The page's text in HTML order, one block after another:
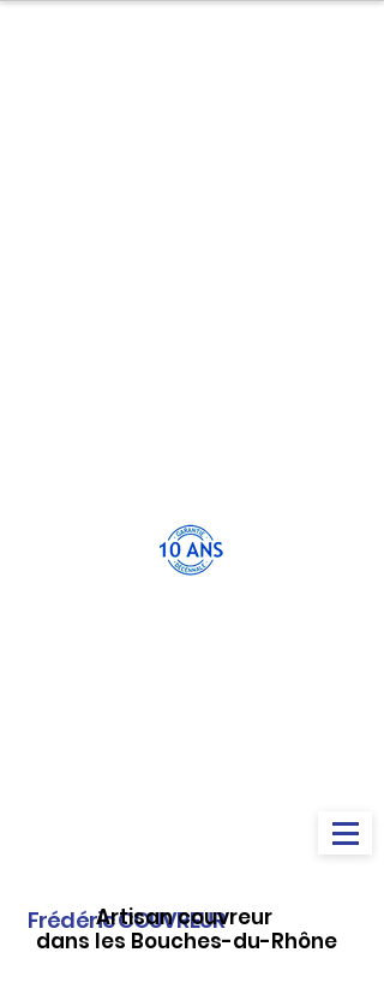
Frédéric COUVREUR
Artisan couvreur
dans les Bouches-du-Rhône